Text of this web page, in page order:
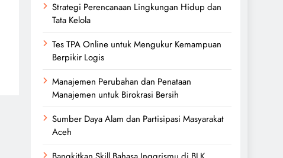
Strategi Perencanaan Lingkungan Hidup dan
Tata Kelola
Tes TPA Online untuk Mengukur Kemampuan
Berpikir Logis
Manajemen Perubahan dan Penataan
Manajemen untuk Birokrasi Bersih
Sumber Daya Alam dan Partisipasi Masyarakat
Aceh